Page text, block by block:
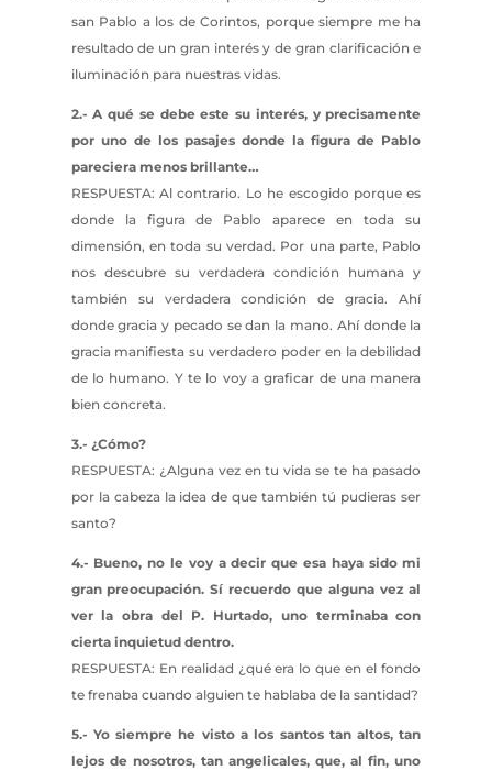
san Pablo a los de Corintos, porque siempre me ha
resultado de un gran interés y de gran clarificación e
iluminación para nuestras vidas.
2.- A qué se debe este su interés, y precisamente
por uno de los pasajes donde la figura de Pablo
pareciera menos brillante…
RESPUESTA: Al contrario. Lo he escogido porque es
donde la figura de Pablo aparece en toda su
dimensión, en toda su verdad. Por una parte, Pablo
nos descubre su verdadera condición humana y
también su verdadera condición de gracia. Ahí
donde gracia y pecado se dan la mano. Ahí donde la
gracia manifiesta su verdadero poder en la debilidad
de lo humano. Y te lo voy a graficar de una manera
bien concreta.
3.- ¿Cómo?
RESPUESTA: ¿Alguna vez en tu vida se te ha pasado
por la cabeza la idea de que también tú pudieras ser
santo?
4.- Bueno, no le voy a decir que esa haya sido mi
gran preocupación. Sí recuerdo que alguna vez al
ver la obra del P. Hurtado, uno terminaba con
cierta inquietud dentro.
RESPUESTA: En realidad ¿qué era lo que en el fondo
te frenaba cuando alguien te hablaba de la santidad?
5.- Yo siempre he visto a los santos tan altos, tan
lejos de nosotros, tan angelicales, que, al fin, uno